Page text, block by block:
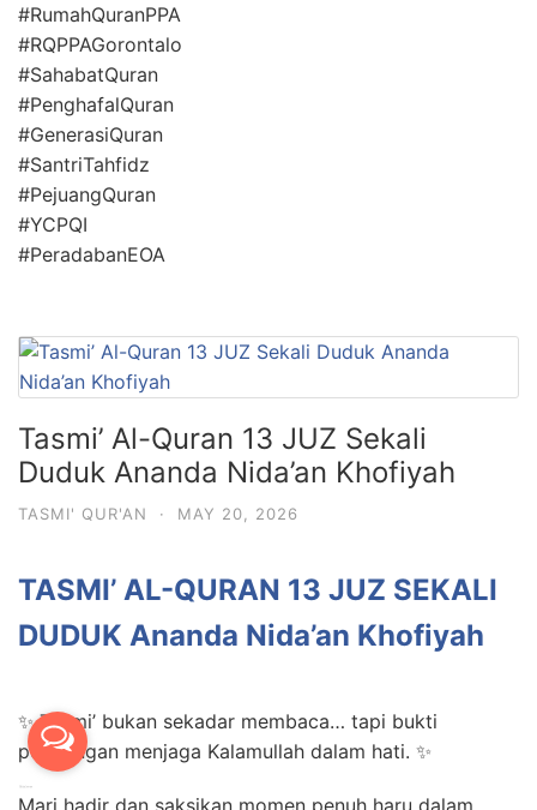
#RumahQuranPPA
#RQPPAGorontalo
#SahabatQuran
#PenghafalQuran
#GenerasiQuran
#SantriTahfidz
#PejuangQuran
#YCPQI
#PeradabanEOA
Tasmi’ Al-Quran 13 JUZ Sekali
Duduk Ananda Nida’an Khofiyah
TASMI' QUR'AN · MAY 20, 2026
TASMI’ AL-QURAN 13 JUZ SEKALI
DUDUK Ananda Nida’an Khofiyah
✨ Tasmi’ bukan sekadar membaca… tapi bukti
perjuangan menjaga Kalamullah dalam hati. ✨
Mari hadir dan saksikan momen penuh haru dalam